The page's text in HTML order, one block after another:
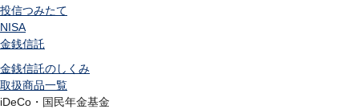
投信つみたて
NISA
金銭信託
金銭信託のしくみ
取扱商品一覧
iDeCo・国民年金基金